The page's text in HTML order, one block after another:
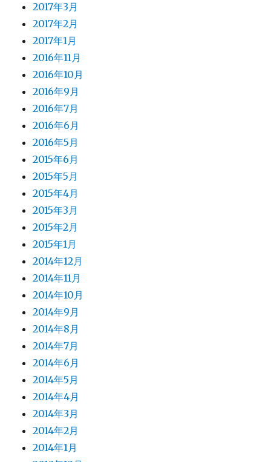
2017年3月
2017年2月
2017年1月
2016年11月
2016年10月
2016年9月
2016年7月
2016年6月
2016年5月
2015年6月
2015年5月
2015年4月
2015年3月
2015年2月
2015年1月
2014年12月
2014年11月
2014年10月
2014年9月
2014年8月
2014年7月
2014年6月
2014年5月
2014年4月
2014年3月
2014年2月
2014年1月